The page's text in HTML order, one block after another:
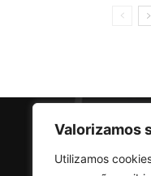
Valorizamos
Utilizamos